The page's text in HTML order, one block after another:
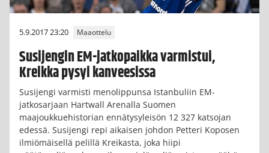
5.9.2017 23:20 Maaottelu
Susijengin EM-jatkopaikka varmistui,
Kreikka pysyi kanveesissa
Susijengi varmisti menolippunsa Istanbuliin EM-
jatkosarjaan Hartwall Arenalla Suomen
maajoukkuehistorian ennätysyleisön 12 327 katsojan
edessä. Susijengi repi aikaisen johdon Petteri Koposen
ilmiömäisellä pelillä Kreikasta, joka hiipi